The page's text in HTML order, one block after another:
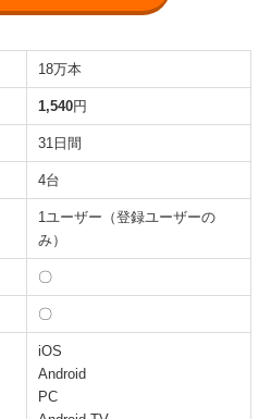
18万本
1,540円
31日間
4台
1ユーザー（登録ユーザーの
み）
〇
〇
iOS
Android
PC